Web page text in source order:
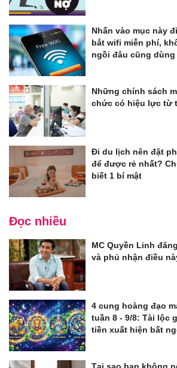
Nhấn vào mục này
bắt wifi miễn phí,
ngồi đâu cũng dùng
Những chính sách
chức có hiệu lực từ
Đi du lịch nên đặt
để được rẻ nhất?
biết 1 bí mật
Đọc nhiều
MC Quyền Linh
và phủ nhận điều
4 cung hoàng đạo
tuần 8 - 9/8: Tài lộc
tiền xuất hiện bất